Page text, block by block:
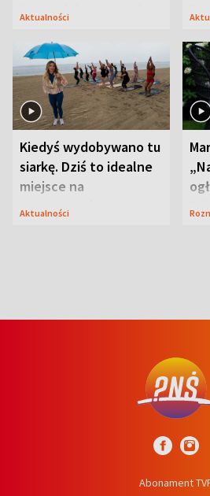
Przyrodnicy zwracają
Aktualności
Kiedyś wydobywano tu
siarkę. Dziś to idealne
miejsce na
wypoczynek
Aktualności
Abonament